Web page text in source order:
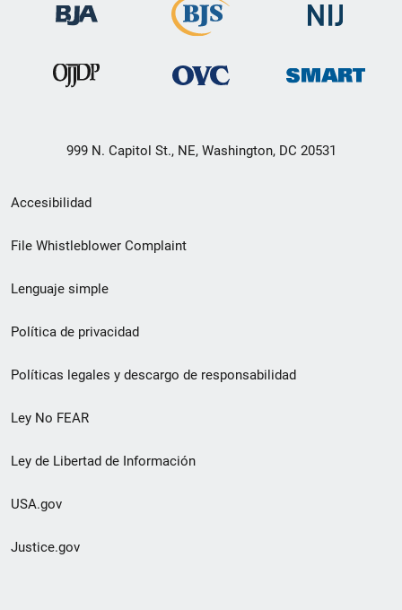
999 N. Capitol St., NE, Washington, DC 20531
Menú
de
de
pie
de
página
Accesibilidad
File Whistleblower Complaint
Lenguaje simple
Política de privacidad
Políticas legales y descargo de responsabilidad
Ley No FEAR
Ley de Libertad de Información
USA.gov
Justice.gov